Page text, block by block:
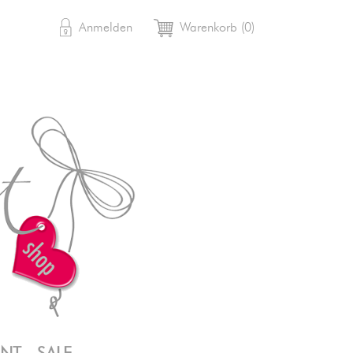
 Anmelden shopping_cart Warenkorb (0)